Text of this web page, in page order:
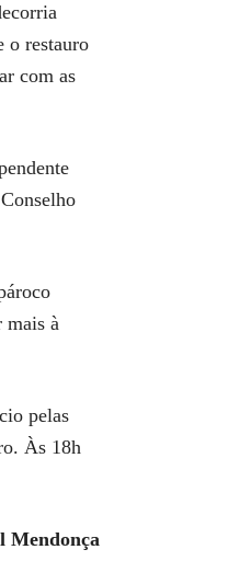
o restauro
com as
mais à
pelas
Às 18h
Mendonça